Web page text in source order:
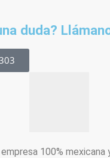
duda?
100% mexicana